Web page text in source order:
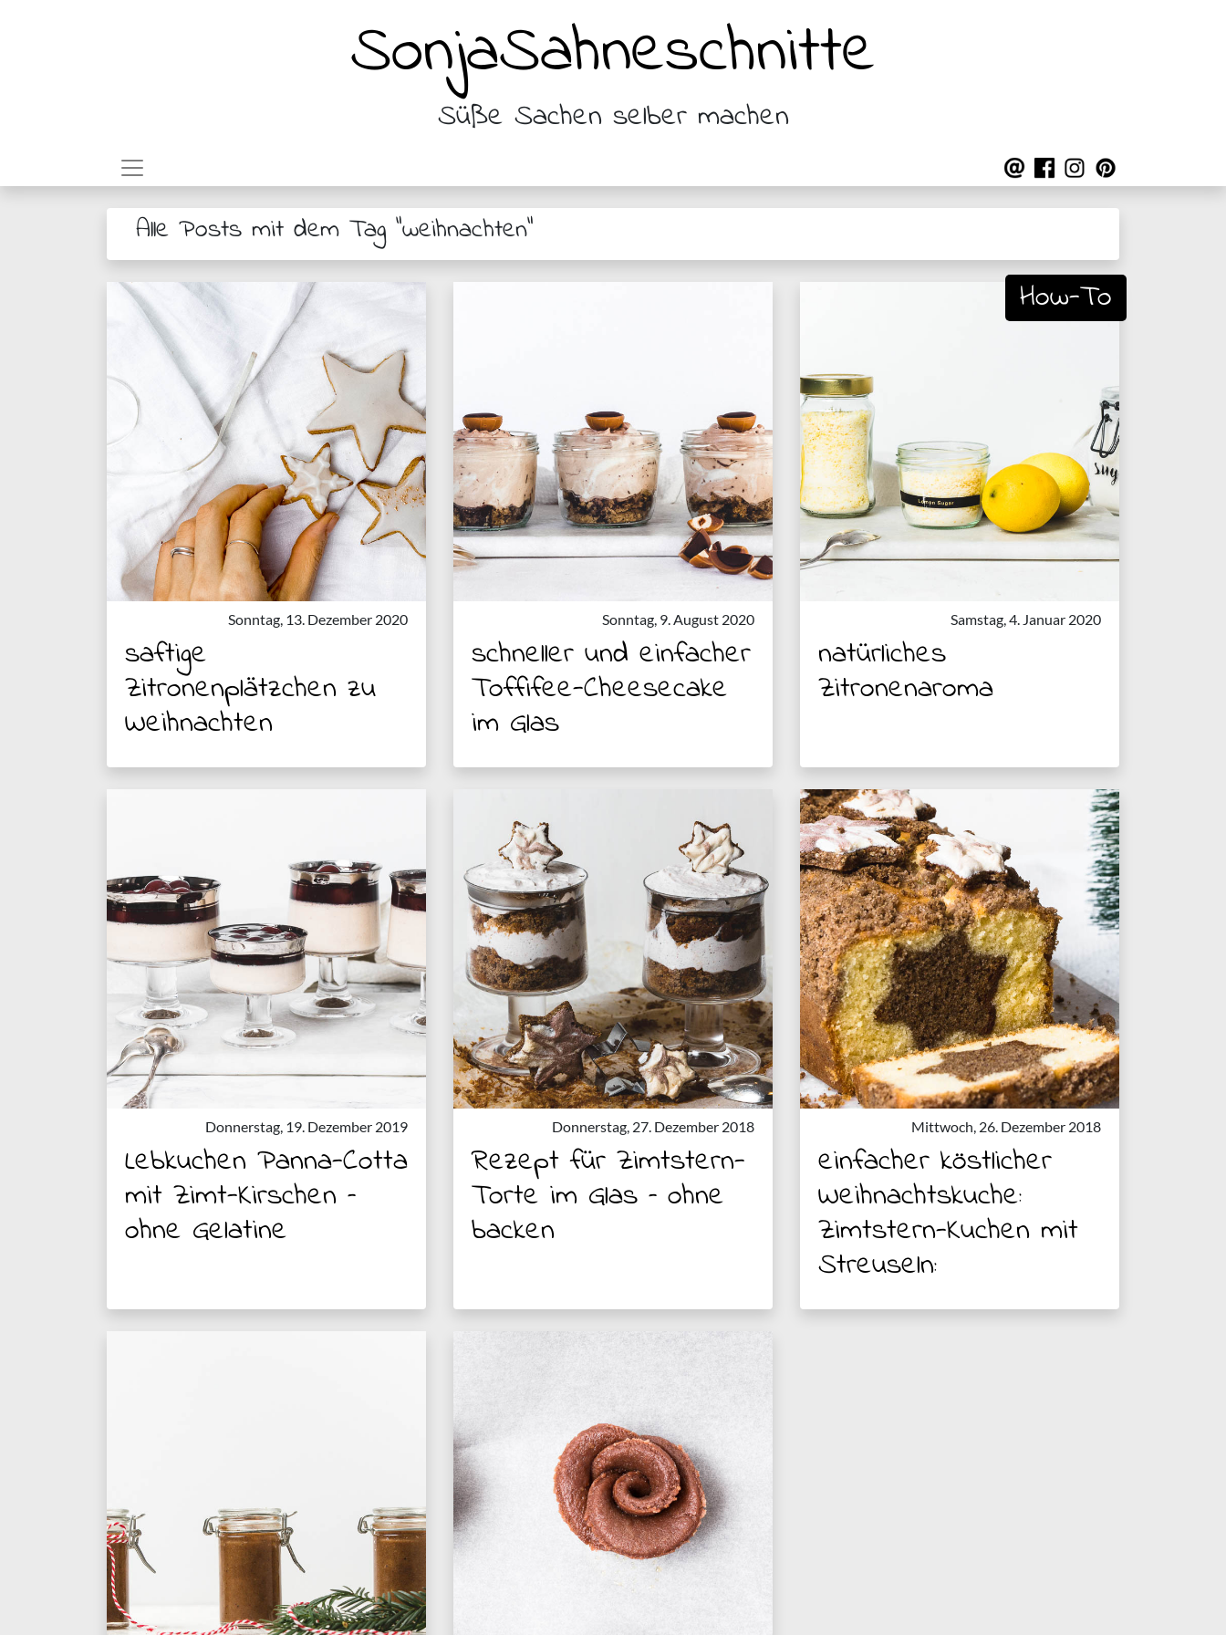
SonjaSahneschnitte
Süße Sachen selber machen
Alle Posts mit dem Tag "weihnachten"
Sonntag, 13. Dezember 2020
saftige
Zitronenplätzchen zu
Weihnachten
Sonntag, 9. August 2020
schneller und einfacher
Toffifee-Cheesecake
im Glas
How-To
Samstag, 4. Januar 2020
natürliches
Zitronenaroma
Donnerstag, 19. Dezember 2019
Lebkuchen Panna-Cotta
mit Zimt-Kirschen –
ohne Gelatine
Donnerstag, 27. Dezember 2018
Rezept für Zimtstern-
Torte im Glas – ohne
backen
Mittwoch, 26. Dezember 2018
einfacher köstlicher
Weihnachtskuche:
Zimtstern-Kuchen mit
Streuseln: